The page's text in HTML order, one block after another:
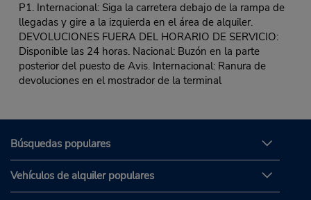
P1. Internacional: Siga la carretera debajo de la rampa de
llegadas y gire a la izquierda en el área de alquiler.
DEVOLUCIONES FUERA DEL HORARIO DE SERVICIO:
Disponible las 24 horas. Nacional: Buzón en la parte
posterior del puesto de Avis. Internacional: Ranura de
devoluciones en el mostrador de la terminal
Búsquedas populares
Vehículos de alquiler populares